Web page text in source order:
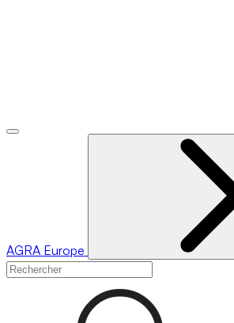
AGRA Europe